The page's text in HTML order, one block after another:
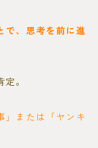
で、思考を前に進
。
」または「ヤンキ